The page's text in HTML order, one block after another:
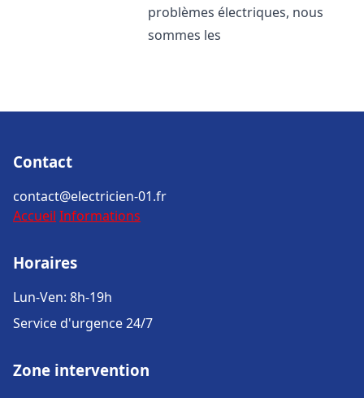
problèmes électriques, nous
sommes les
Contact
contact@electricien-01.fr
Accueil Informations
Horaires
Lun-Ven: 8h-19h
Service d'urgence 24/7
Zone intervention